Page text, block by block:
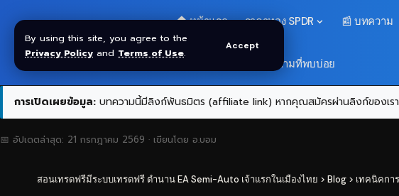
By using this site, you agree to the
Privacy Policy and Terms of Use.
Accept
🏠 หน้าแรก ราคาทอง SPDR 📰 บทความ
❓ คำถามที่พบบ่อย
การเปิดเผยข้อมูล: บทความนี้มีลิงก์พันธมิตร (affiliate link) หากคุณสมัครผ่านลิงก์ของเรา
📅 อัปเดตล่าสุด: 21 กรกฎาคม 2569 · เขียนโดย อ.บอม
สอนเทรดฟรีมีระบบเทรดฟรี ตำนาน EA Semi-Auto เจ้าแรกในเมืองไทย > Blog > เทคนิคกา